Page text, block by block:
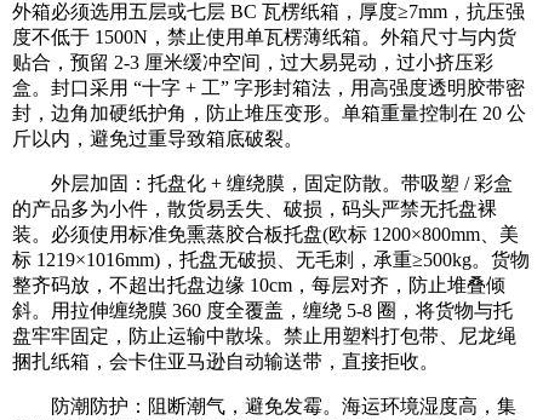
外箱必须选用五层或七层 BC 瓦楞纸箱，厚度≥7mm，抗压强
度不低于 1500N，禁止使用单瓦楞薄纸箱。外箱尺寸与内货
贴合，预留 2-3 厘米缓冲空间，过大易晃动，过小挤压彩
盒。封口采用 “十字 + 工” 字形封箱法，用高强度透明胶带密
封，边角加硬纸护角，防止堆压变形。单箱重量控制在 20 公
斤以内，避免过重导致箱底破裂。
外层加固：托盘化 + 缠绕膜，固定防散。带吸塑 / 彩盒
的产品多为小件，散货易丢失、破损，码头严禁无托盘裸
装。必须使用标准免熏蒸胶合板托盘(欧标 1200×800mm、美
标 1219×1016mm)，托盘无破损、无毛刺，承重≥500kg。货物
整齐码放，不超出托盘边缘 10cm，每层对齐，防止堆叠倾
斜。用拉伸缠绕膜 360 度全覆盖，缠绕 5-8 圈，将货物与托
盘牢牢固定，防止运输中散垛。禁止用塑料打包带、尼龙绳
捆扎纸箱，会卡住亚马逊自动输送带，直接拒收。
防潮防护：阻断潮气，避免发霉。海运环境湿度高，集